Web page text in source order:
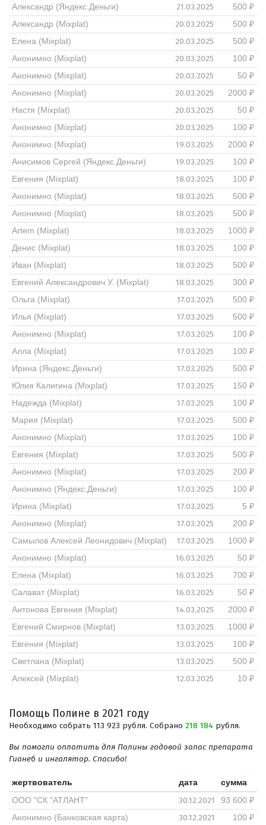
Александр (Яндекс.Деньги) 21.03.2025
500 ₽
Александр (Mixplat)
20.03.2025
500 ₽
Елена (Mixplat)
20.03.2025
500 ₽
Анонимно (Mixplat)
20.03.2025
100 ₽
Анонимно (Mixplat)
20.03.2025
50 ₽
Анонимно (Mixplat)
20.03.2025
2000 ₽
Настя (Mixplat)
20.03.2025
50 ₽
Анонимно (Mixplat)
20.03.2025
100 ₽
Анонимно (Mixplat)
19.03.2025
2000 ₽
Анисимов Сергей (Яндекс.Деньги)
19.03.2025
100 ₽
Евгения (Mixplat)
18.03.2025
100 ₽
Анонимно (Mixplat)
18.03.2025
500 ₽
Анонимно (Mixplat)
18.03.2025
500 ₽
Artem (Mixplat)
18.03.2025
1000 ₽
Денис (Mixplat)
18.03.2025
100 ₽
Иван (Mixplat)
18.03.2025
500 ₽
Евгений Александрович У. (Mixplat)
18.03.2025
300 ₽
Ольга (Mixplat)
17.03.2025
500 ₽
Илья (Mixplat)
17.03.2025
500 ₽
Анонимно (Mixplat)
17.03.2025
100 ₽
Алла (Mixplat)
17.03.2025
100 ₽
Ирина (Яндекс.Деньги)
17.03.2025
500 ₽
Юлия Калигина (Mixplat)
17.03.2025
150 ₽
Надежда (Mixplat)
17.03.2025
100 ₽
Мария (Mixplat)
17.03.2025
500 ₽
Анонимно (Mixplat)
17.03.2025
100 ₽
Евгения (Mixplat)
17.03.2025
500 ₽
Анонимно (Mixplat)
17.03.2025
200 ₽
Анонимно (Яндекс.Деньги)
17.03.2025
100 ₽
Ирина (Mixplat)
17.03.2025
5 ₽
Анонимно (Mixplat)
17.03.2025
200 ₽
Самылов Алексей Леонидович (Mixplat)
17.03.2025
1000 ₽
Анонимно (Mixplat)
16.03.2025
50 ₽
Елена (Mixplat)
16.03.2025
700 ₽
Салават (Mixplat)
16.03.2025
50 ₽
Антонова Евгения (Mixplat)
14.03.2025
2000 ₽
Евгений Смирнов (Mixplat)
13.03.2025
1000 ₽
Евгения (Mixplat)
13.03.2025
100 ₽
Светлана (Mixplat)
13.03.2025
500 ₽
Алексей (Mixplat)
12.03.2025 10 ₽
Помощь Полине в 2021 году
Необходимо собрать 113 923 рубля. Собрано 218 184 рубля.
Вы помогли оплатить для Полины годовой запас препарата
Гианеб и ингалятор. Спасибо!
жертвователь дата
сумма
ООО "СК "АТЛАНТ"
30.12.2021
93 600 ₽
Анонимно (Банковская карта)
30.12.2021
100 ₽